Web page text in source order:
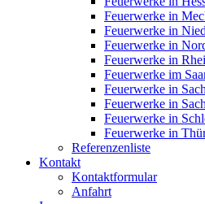
Feuerwerke in
Feuerwerke in
Feuerwerke in
Feuerwerke in
Feuerwerke im
Feuerwerke in
Feuerwerke in
Feuerwerke in
Feuerwerke in
Referenzenliste
Kontakt
Kontaktformular
Anfahrt